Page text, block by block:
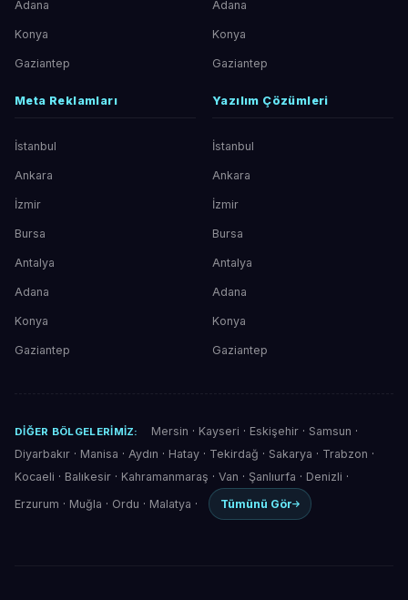
Adana
Konya
Gaziantep
Adana
Konya
Gaziantep
Meta Reklamları
İstanbul
Ankara
İzmir
Bursa
Antalya
Adana
Konya
Gaziantep
Yazılım Çözümleri
İstanbul
Ankara
İzmir
Bursa
Antalya
Adana
Konya
Gaziantep
DIĞER BÖLGELERIMIZ: Mersin · Kayseri · Eskişehir· Samsun ·
Diyarbakır · Manisa · Aydın · Hatay · Tekirdağ · Sakarya · Trabzon ·
Kocaeli · Balıkesir · Kahramanmaraş · Van · Şanlıurfa · Denizli ·
Erzurum · Muğla · Ordu · Malatya · Tümünü Gör